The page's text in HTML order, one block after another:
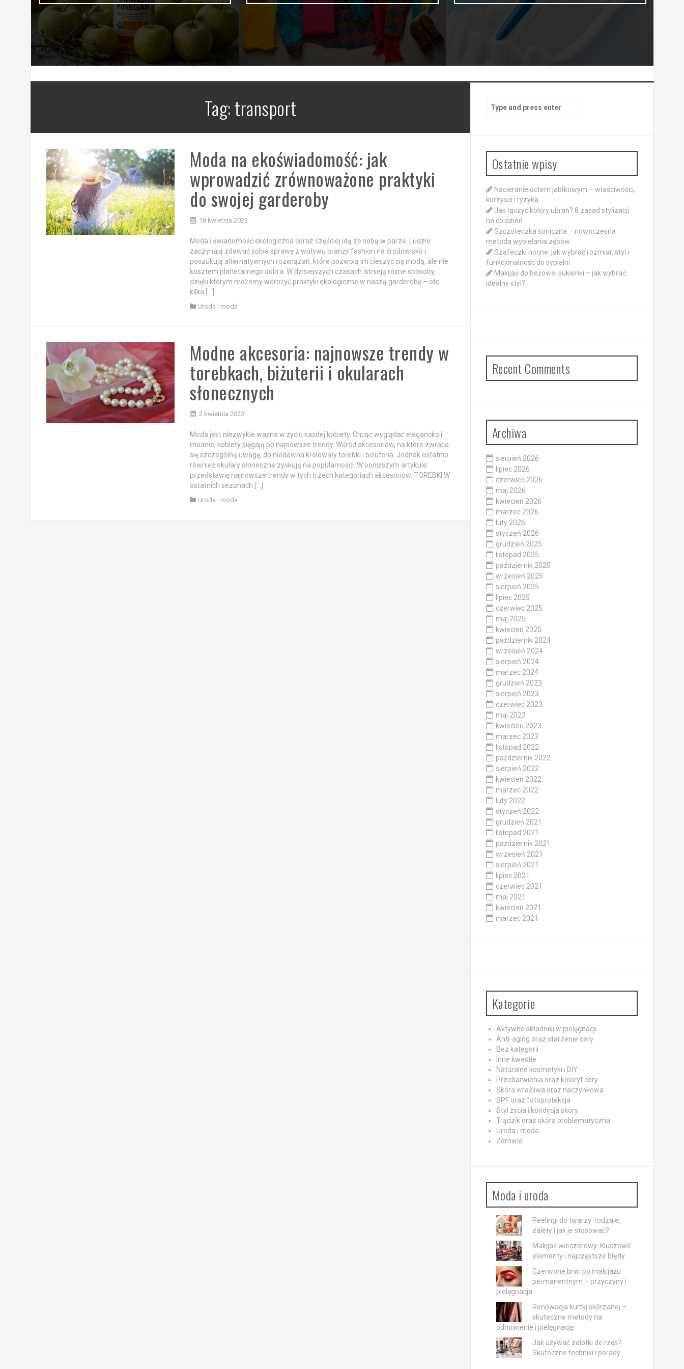
Tag:transport
Moda na ekoświadomość: jak
wprowadzić zrównoważone praktyki
do swojej garderoby
18 kwietnia 2023
Moda i świadomość ekologiczna coraz częściej idą ze sobą w parze. Ludzie
zaczynają zdawać sobie sprawę z wpływu branży fashion na środowisko i
poszukują alternatywnych rozwiązań, które pozwolą im cieszyć się modą, ale nie
kosztem planetarnego dobra. W dzisiejszych czasach istnieją różne sposoby,
dzięki którym możemy wdrożyć praktyki ekologiczne w naszą garderobę – oto
kilka […]
Uroda i moda
Modne akcesoria: najnowsze trendy w
torebkach, biżuterii i okularach
słonecznych
2 kwietnia 2023
Moda jest niezwykle ważna w życiu każdej kobiety. Chcąc wyglądać elegancko i
modnie, kobiety sięgają po najnowsze trendy. Wśród akcesoriów, na które zwraca
się szczególną uwagę, do niedawna królowały torebki i biżuteria. Jednak ostatnio
również okulary słoneczne zyskują na popularności. W poniższym artykule
przedstawię najnowsze trendy w tych trzech kategoriach akcesoriów. TOREBKI W
ostatnich sezonach […]
Uroda i moda
Search
for:
Ostatnie wpisy
Nacieranie octem jabłkowym – właściwości,
korzyści i ryzyka
Jak łączyć kolory ubrań? 8 zasad stylizacji
na co dzień
Szczoteczka soniczna – nowoczesna
metoda wybielania zębów
Szafeczki nocne: jak wybrać rozmiar, styl i
funkcjonalność do sypialni
Makijaż do beżowej sukienki – jak wybrać
idealny styl?
Recent Comments
Archiwa
sierpień 2026
lipiec 2026
czerwiec 2026
maj 2026
kwiecień 2026
marzec 2026
luty 2026
styczeń 2026
grudzień 2025
listopad 2025
październik 2025
wrzesień 2025
sierpień 2025
lipiec 2025
czerwiec 2025
maj 2025
kwiecień 2025
październik 2024
wrzesień 2024
sierpień 2024
marzec 2024
grudzień 2023
sierpień 2023
czerwiec 2023
maj 2023
kwiecień 2023
marzec 2023
listopad 2022
październik 2022
sierpień 2022
kwiecień 2022
marzec 2022
luty 2022
styczeń 2022
grudzień 2021
listopad 2021
październik 2021
wrzesień 2021
sierpień 2021
lipiec 2021
czerwiec 2021
maj 2021
kwiecień 2021
marzec 2021
Kategorie
Aktywne składniki w pielęgnacji
Anti-aging oraz starzenie cery
Bez kategorii
Inne kwestie
Naturalne kosmetyki i DIY
Przebarwienia oraz koloryt cery
Skóra wrażliwa oraz naczynkowa
SPF oraz fotoprotekcja
Styl życia i kondycja skóry
Trądzik oraz skóra problematyczna
Uroda i moda
Zdrowie
Moda i uroda
Peelingi do twarzy: rodzaje,
zalety i jak je stosować?
Makijaż wieczorowy: Kluczowe
elementy i najczęstsze błędy
Czerwone brwi po makijażu
permanentnym – przyczyny i
pielęgnacja
Renowacja kurtki skórzanej –
skuteczne metody na
odnowienie i pielęgnację
Jak używać zalotki do rzęs?
Skuteczne techniki i porady